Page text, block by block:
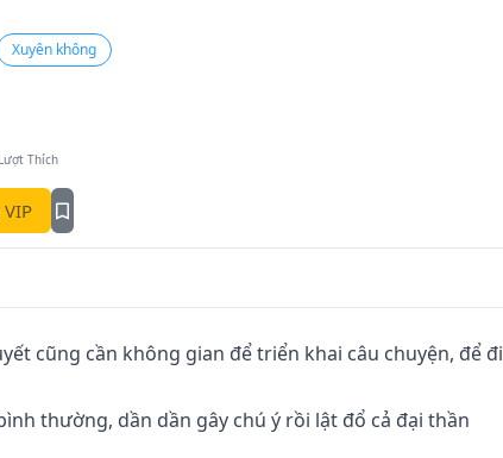
Xuyên không
Lượt Thích
cũng cần không gian để triển khai câu chuyện, để đi
thường, dần dần gây chú ý rồi lật đổ cả đại thần